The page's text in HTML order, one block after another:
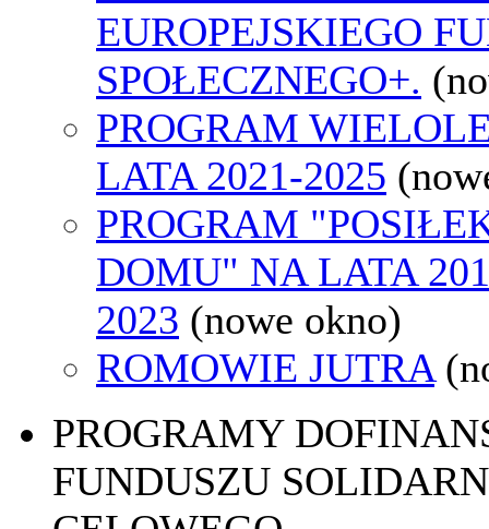
EUROPEJSKIEGO
SPOŁECZNEGO+.
PROGRAM
LATA 2021-2025
PROGRAM
DOMU" NA LATA
2023 (nowe okno)
ROMOWIE JUTRA
PROGRAMY
FUNDUSZU